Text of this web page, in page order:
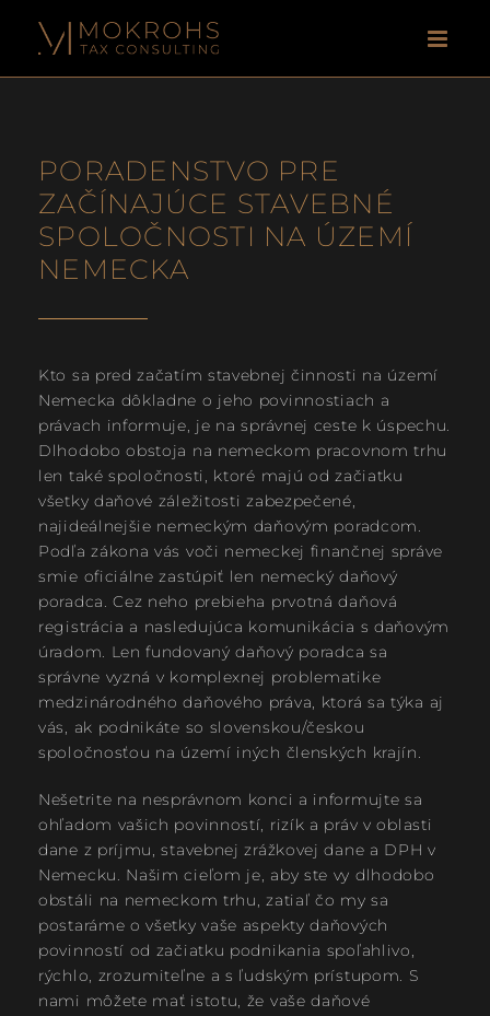
content
PORADENSTVO PRE
ZAČÍNAJÚCE STAVEBNÉ
SPOLOČNOSTI NA ÚZEMÍ
NEMECKA
Kto sa pred začatím stavebnej činnosti na území
Nemecka dôkladne o jeho povinnostiach a
právach informuje, je na správnej ceste k úspechu.
Dlhodobo obstoja na nemeckom pracovnom trhu
len také spoločnosti, ktoré majú od začiatku
všetky daňové záležitosti zabezpečené,
najideálnejšie nemeckým daňovým poradcom.
Podľa zákona vás voči nemeckej finančnej správe
smie oficiálne zastúpiť len nemecký daňový
poradca. Cez neho prebieha prvotná daňová
registrácia a nasledujúca komunikácia s daňovým
úradom. Len fundovaný daňový poradca sa
správne vyzná v komplexnej problematike
medzinárodného daňového práva, ktorá sa týka aj
vás, ak podnikáte so slovenskou/českou
spoločnosťou na území iných členských krajín.
Nešetrite na nesprávnom konci a informujte sa
ohľadom vašich povinností, rizík a práv v oblasti
dane z príjmu, stavebnej zrážkovej dane a DPH v
Nemecku. Našim cieľom je, aby ste vy dlhodobo
obstáli na nemeckom trhu, zatiaľ čo my sa
postaráme o všetky vaše aspekty daňových
povinností od začiatku podnikania spoľahlivo,
rýchlo, zrozumiteľne a s ľudským prístupom. S
nami môžete mať istotu, že vaše daňové